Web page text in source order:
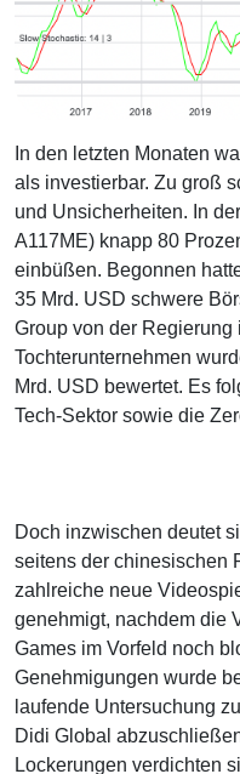
In den letzten Monaten
als investierbar. Zu groß
und Unsicherheiten. In
A117ME) knapp 80
einbüßen. Begonnen
35 Mrd. USD schwere
Group von der
Tochterunternehmen
Mrd. USD bewertet. Es
Tech-Sektor sowie die
Doch inzwischen deutet
seitens der chinesischen
zahlreiche neue
genehmigt, nachdem die
Games im Vorfeld noch
Genehmigungen wurde
laufende Untersuchung
Didi Global
Lockerungen verdichten